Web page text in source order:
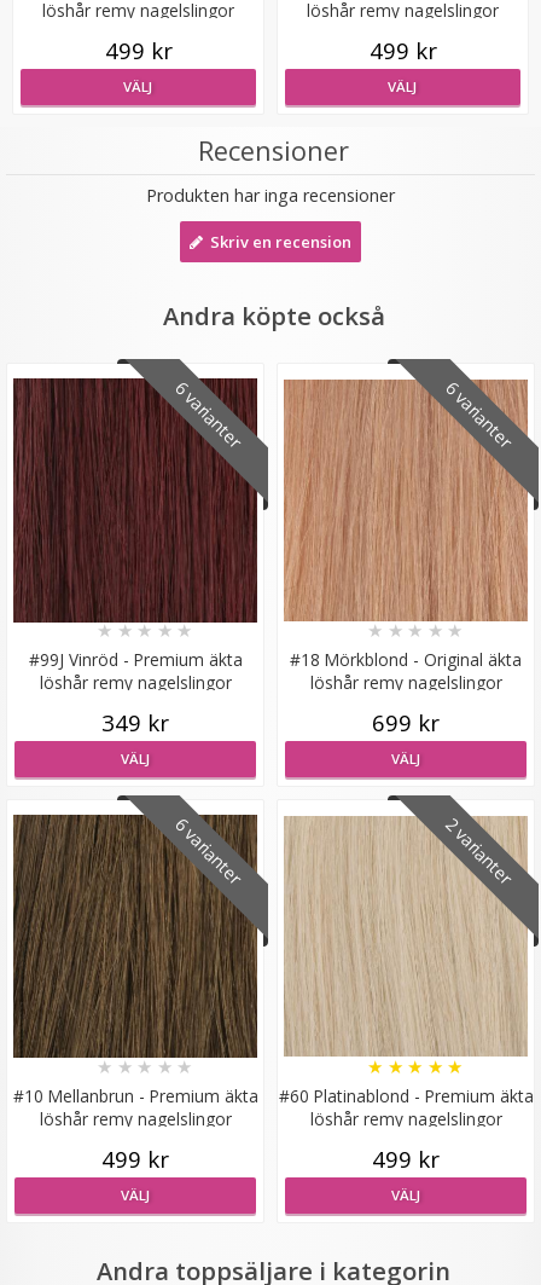
Mizzy Tangler brush - Zebramönster rosa
★★★★★
99 kr
Mizzy Tangler brush - Zebramönster lila
99 kr
LÄGG I VARUKORG
Rundad tång för isättning av microringar - Svart
löshår remy nagelslingor
499 kr
VÄLJ
löshår remy nagelslingor
499 kr
VÄLJ
Recensioner
Produkten har inga recensioner
Skriv en recension
Andra köpte också
6 varianter
#99J Vinröd - Premium äkta
löshår remy nagelslingor
★★★★★
349 kr
VÄLJ
6 varianter
#18 Mörkblond - Original äkta
löshår remy nagelslingor
★ ★ ★ ★ ★
699 kr
VÄLJ
6 varianter
#10 Mellanbrun - Premium äkta
löshår remy nagelslingor
★ ★ ★ ★ ★
499 kr
VÄLJ
2 varianter
#60 Platinablond - Premium äkta
löshår remy nagelslingor
★ ★ ★ ★ ★
499 kr
VÄLJ
Andra toppsäljare i kategorin